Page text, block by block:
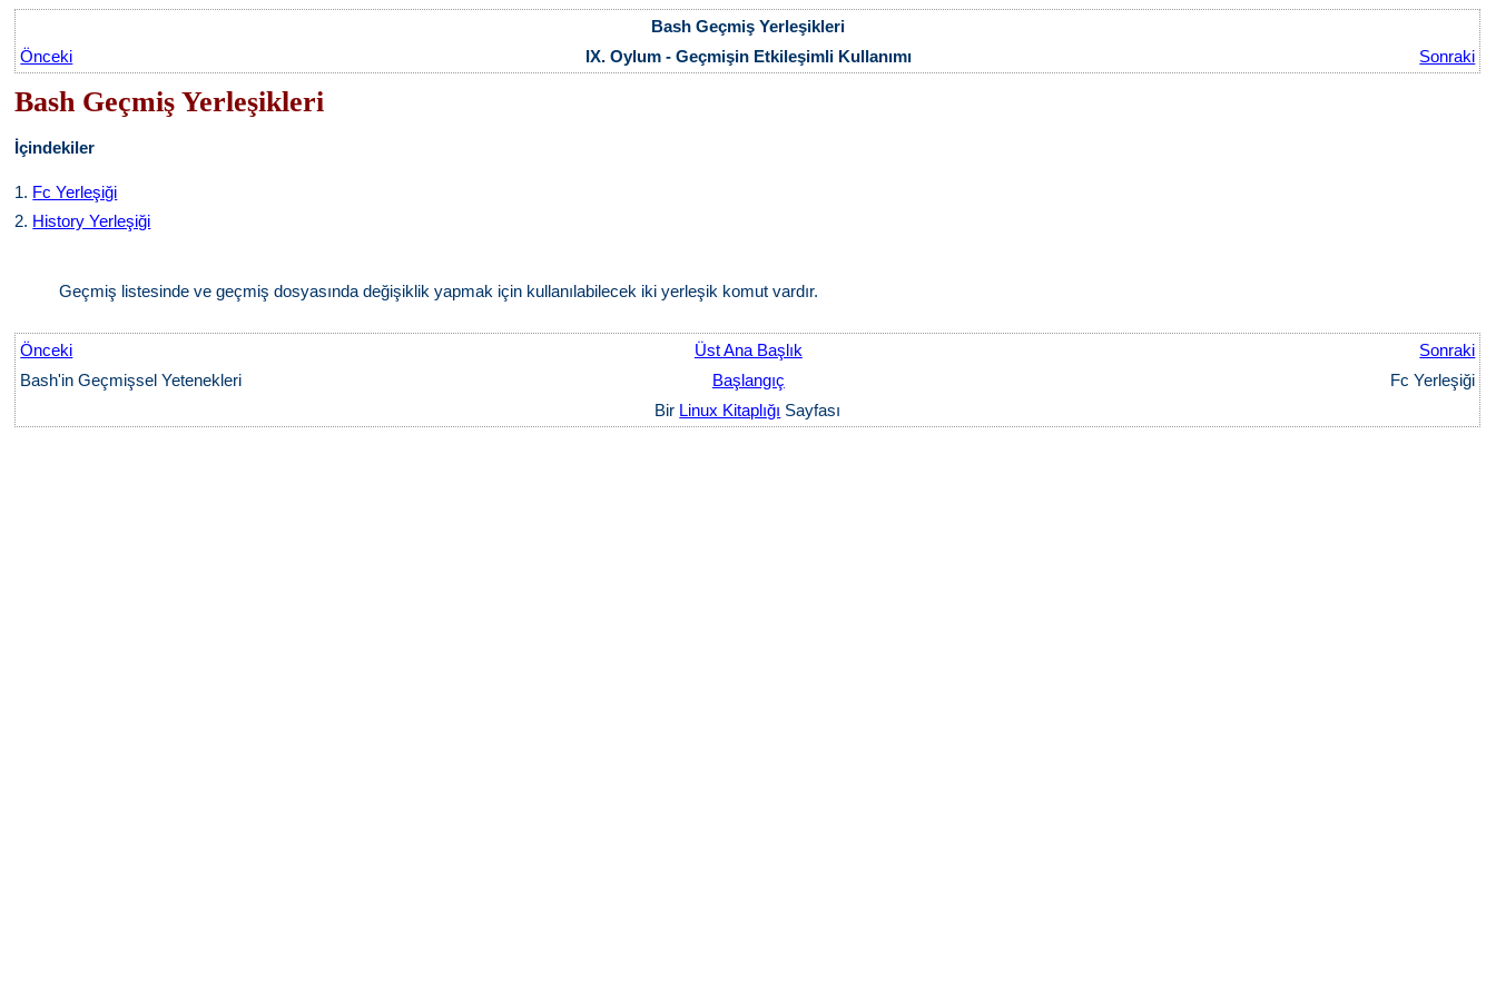
Bash Geçmiş Yerleşikleri
Önceki
IX. Oylum - Geçmişin Etkileşimli Kullanımı Sonraki
Bash Geçmiş Yerleşikleri
İçindekiler
1. Fc Yerleşiği
2. History Yerleşiği
Geçmiş listesinde ve geçmiş dosyasında değişiklik yapmak için kullanılabilecek iki yerleşik komut vardır.
Önceki Üst Ana Başlık
Sonraki
Bash'in Geçmişsel Yetenekleri
Başlangıç
Fc Yerleşiği
Bir Linux Kitaplığı Sayfası